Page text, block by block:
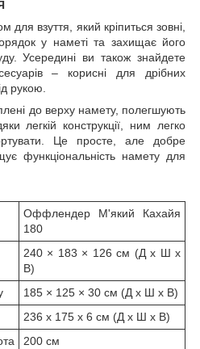
для взуття, який кріпиться зовні,
у наметі та захищає його
Усередині ви також знайдете
– корисні для дрібних
рукою.
до верху намету, полегшують
легкій конструкції, ним легко
Це просте, але добре
функціональність намету для
Оффлендер М'який Кахайя
180
240 × 183 × 126 см (Д x Ш x
В)
185 × 125 × 30 см (Д x Ш x В)
236 x 175 x 6 см (Д x Ш x В)
200 см